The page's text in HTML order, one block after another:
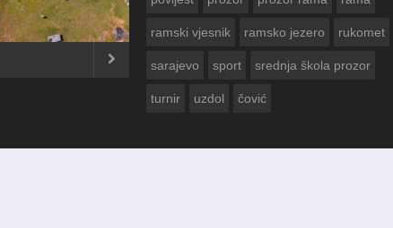
ČESTITKA RAMSKOG VJESNIKA ZA
USKRS 2023. GODINE

ramski vjesnik ramsko jezero rukomet
sarajevo sport srednja škola prozor
turnir uzdol čović